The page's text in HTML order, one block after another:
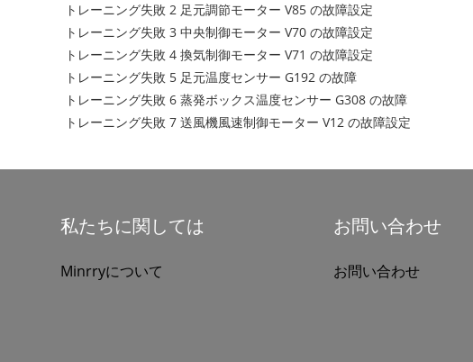
トレーニング失敗 2 足元調節モーター V85 の故障設定
トレーニング失敗 3 中央制御モーター V70 の故障設定
トレーニング失敗 4 換気制御モーター V71 の故障設定
トレーニング失敗 5 足元温度センサー G192 の故障
トレーニング失敗 6 蒸発ボックス温度センサー G308 の故障
トレーニング失敗 7 送風機風速制御モーター V12 の故障設定
私たちに関しては
Minrryについて
お問い合わせ
お問い合わせ